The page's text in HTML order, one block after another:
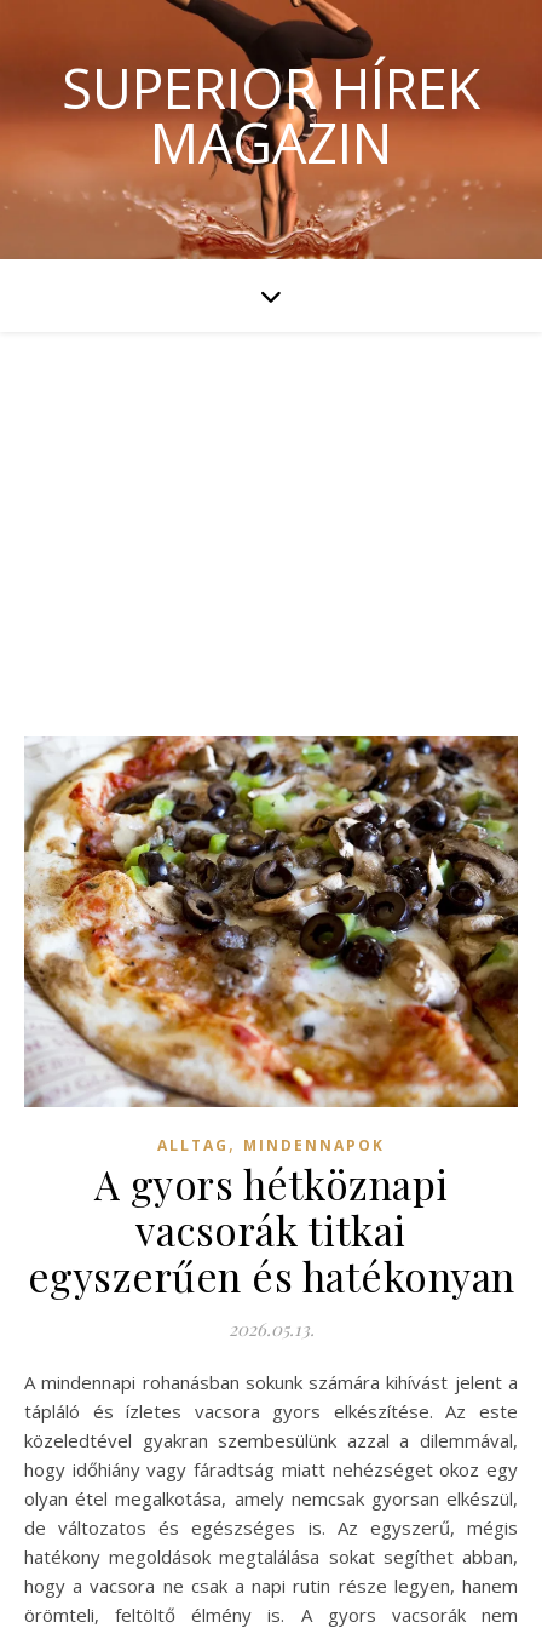
SUPERIOR HÍREK
MAGAZIN
ALLTAG , MINDENNAPOK
A gyors hétköznapi
vacsorák titkai
egyszerűen és hatékonyan
2026.05.13.
A mindennapi rohanásban sokunk számára kihívást jelent a
tápláló és ízletes vacsora gyors elkészítése. Az este
közeledtével gyakran szembesülünk azzal a dilemmával,
hogy időhiány vagy fáradtság miatt nehézséget okoz egy
olyan étel megalkotása, amely nemcsak gyorsan elkészül,
de változatos és egészséges is. Az egyszerű, mégis
hatékony megoldások megtalálása sokat segíthet abban,
hogy a vacsora ne csak a napi rutin része legyen, hanem
örömteli, feltöltő élmény is. A gyors vacsorák nem